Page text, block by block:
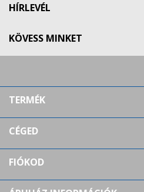
HÍRLEVÉL
KÖVESS MINKET
TERMÉK
CÉGED
FIÓKOD